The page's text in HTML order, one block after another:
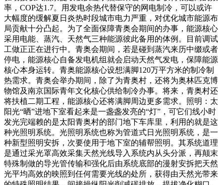
率，COP达1.7。用发电余热代替保守的网电制冷，可以或许
大幅度的缓解夏日炎热时段城市电力严重，对优化城市能源布
局贡献十分凸起。为了全面保障青奥会期间的办事，能源核心
采用电能、蒸汽、天然气三种能源彼此备用的体例。目前调试
工做正正在进行中。青奥会期间，若是碰到蒸汽来历中缀或者
停电，能源核心自备发电机组就会启动天然气发电，保障能源
核心本身运转。青奥能源核心设想满脚120万平方米的制冷制
热需求。青奥会举办期间，除了为青奥村，还将为奥林匹克博
物馆及南京国际青年文化核心供给制冷办事。将来，青奥村还
将扶植二期工程，能源核心还将满脚周边更多需求。照明：太
阳光“晒”进地下室看起来是一盏盏发亮的“灯”，可它们线小时
发光完端赖的是太阳青奥村的部门地下车库里，利用的就是这
种光照明系统。光照明系统也称为管道式日光照明系统，是一
种新型照明安拆，次要使用于地下室的辅帮照明。其系统道理
是通过采光罩高效采集天然光线导入系统内从头分派，再颠末
特殊制做的导光管传输和强化后由系统底部的漫射安拆把天然
光平均高效的映照到任何需要光线的处所，获得由天然光带来